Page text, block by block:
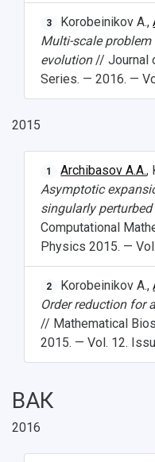
3 Korobeinikov A.,
Multi-scale
evolution// Journal
Series. — 2016. —
2015
1 Archibasov A.A.,
Asymptotic
singularly
Computational
Physics 2015. —
2 Korobeinikov A.,
Order reduction for
// Mathematical
2015. — Vol. 12.
ВАК
2016